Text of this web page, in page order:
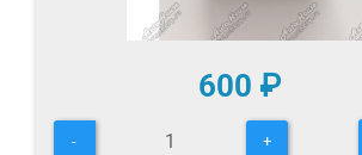
600 ₽
- +